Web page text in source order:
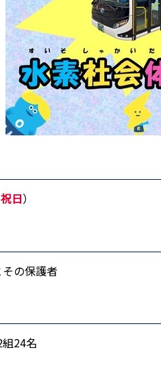
日）
の保護者
24名